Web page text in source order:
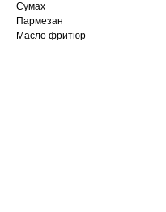
Сумах
Пармезан
Масло фритюр